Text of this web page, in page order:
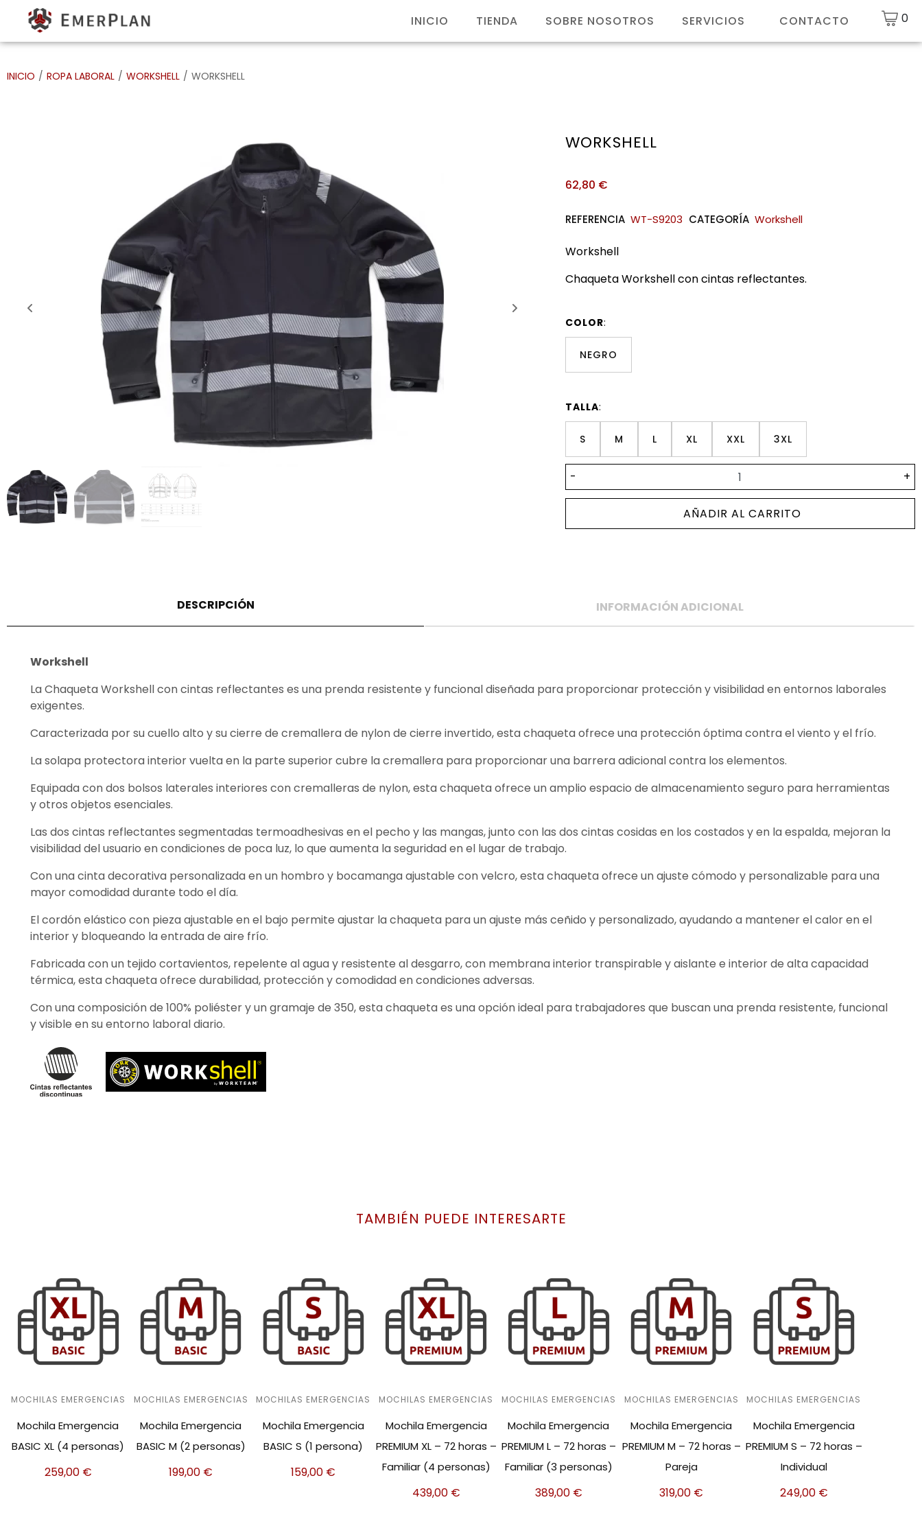
INICIO TIENDA SOBRE NOSOTROS SERVICIOS CONTACTO 0
INICIO / ROPA LABORAL / WORKSHELL / WORKSHELL
WORKSHELL
62,80 €
REFERENCIA WT-S9203 CATEGORÍA Workshell
Workshell
Chaqueta Workshell con cintas reflectantes.
COLOR:
NEGRO
TALLA:
S M L XL XXL 3XL
- +
AÑADIR AL CARRITO
DESCRIPCIÓN INFORMACIÓN ADICIONAL
Workshell
La Chaqueta Workshell con cintas reflectantes es una prenda resistente y funcional diseñada para proporcionar protección y visibilidad en entornos laborales
exigentes.
Caracterizada por su cuello alto y su cierre de cremallera de nylon de cierre invertido, esta chaqueta ofrece una protección óptima contra el viento y el frío.
La solapa protectora interior vuelta en la parte superior cubre la cremallera para proporcionar una barrera adicional contra los elementos.
Equipada con dos bolsos laterales interiores con cremalleras de nylon, esta chaqueta ofrece un amplio espacio de almacenamiento seguro para herramientas
y otros objetos esenciales.
Las dos cintas reflectantes segmentadas termoadhesivas en el pecho y las mangas, junto con las dos cintas cosidas en los costados y en la espalda, mejoran la
visibilidad del usuario en condiciones de poca luz, lo que aumenta la seguridad en el lugar de trabajo.
Con una cinta decorativa personalizada en un hombro y bocamanga ajustable con velcro, esta chaqueta ofrece un ajuste cómodo y personalizable para una
mayor comodidad durante todo el día.
El cordón elástico con pieza ajustable en el bajo permite ajustar la chaqueta para un ajuste más ceñido y personalizado, ayudando a mantener el calor en el
interior y bloqueando la entrada de aire frío.
Fabricada con un tejido cortavientos, repelente al agua y resistente al desgarro, con membrana interior transpirable y aislante e interior de alta capacidad
térmica, esta chaqueta ofrece durabilidad, protección y comodidad en condiciones adversas.
Con una composición de 100% poliéster y un gramaje de 350, esta chaqueta es una opción ideal para trabajadores que buscan una prenda resistente, funcional
y visible en su entorno laboral diario.
TAMBIÉN PUEDE INTERESARTE
MOCHILAS EMERGENCIAS
Mochila Emergencia
BASIC XL (4 personas)
259,00 €
MOCHILAS EMERGENCIAS
Mochila Emergencia
BASIC M (2 personas)
199,00 €
MOCHILAS EMERGENCIAS
Mochila Emergencia
BASIC S (1 persona)
159,00 €
MOCHILAS EMERGENCIAS
Mochila Emergencia
PREMIUM XL – 72 horas –
Familiar (4 personas)
439,00 €
MOCHILAS EMERGENCIAS
Mochila Emergencia
PREMIUM L – 72 horas –
Familiar (3 personas)
389,00 €
MOCHILAS EMERGENCIAS
Mochila Emergencia
PREMIUM M – 72 horas –
Pareja
319,00 €
MOCHILAS EMERGENCIAS
Mochila Emergencia
PREMIUM S – 72 horas –
Individual
249,00 €